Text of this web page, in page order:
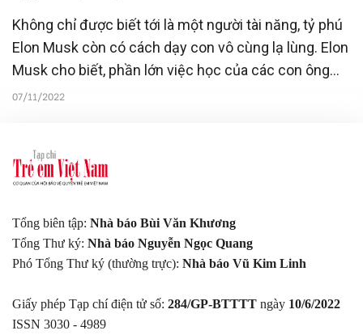
Không chỉ được biết tới là một người tài năng, tỷ phú
Elon Musk còn có cách dạy con vô cùng lạ lùng. Elon
Musk cho biết, phần lớn việc học của các con ông
đến từ internet.
07/11/2022
Tổng biên tập: Nhà báo Bùi Văn Khương
Tổng Thư ký: Nhà báo Nguyễn Ngọc Quang
Phó Tổng Thư ký (thường trực): Nhà báo Vũ Kim Linh
Giấy phép Tạp chí điện tử số: 284/GP-BTTTT ngày 10/6/2022
ISSN 3030 - 4989